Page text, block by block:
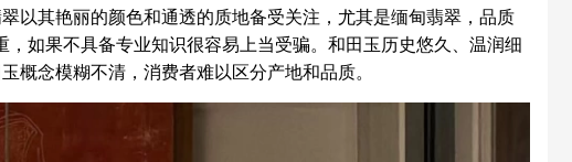
其艳丽的颜色和通透的质地备受关注，尤其是缅甸翡翠，品质
如果不具备专业知识很容易上当受骗。和田玉历史悠久、温润细
概念模糊不清，消费者难以区分产地和品质。